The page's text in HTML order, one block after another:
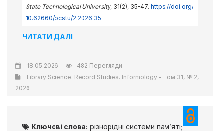
State Technological University, 31(2), 35-47. https://doi.org/
10.62660/bcstu/2.2026.35
ЧИТАТИ ДАЛІ
18.05.2026
482 Перегляди
Library Science. Record Studies. Informology - Том 31, № 2,
2026
Ключові слова: різнорідні системи пам’яті;